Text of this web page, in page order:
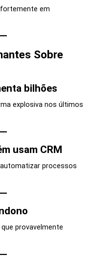
em
Sobre
bilhões
explosiva nos últimos
usam CRM
processos
provavelmente